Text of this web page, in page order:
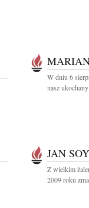
W dniu 6
nasz
JAN
Z wielkim
2009 roku